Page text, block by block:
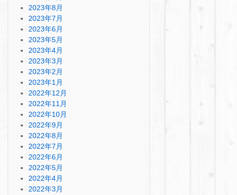
2023年8月
2023年7月
2023年6月
2023年5月
2023年4月
2023年3月
2023年2月
2023年1月
2022年12月
2022年11月
2022年10月
2022年9月
2022年8月
2022年7月
2022年6月
2022年5月
2022年4月
2022年3月